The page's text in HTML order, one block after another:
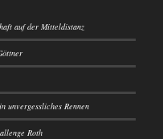
auf der Mitteldistanz
unvergessliches Rennen
Roth